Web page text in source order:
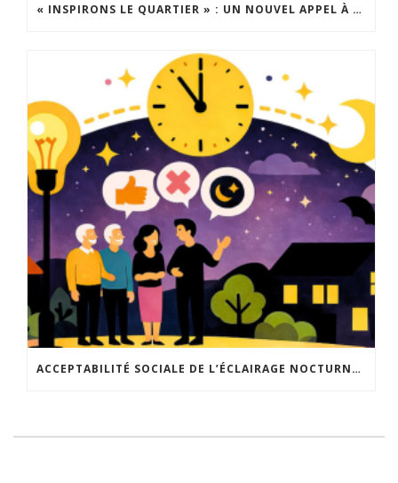
« INSPIRONS LE QUARTIER » : UN NOUVEL APPEL À PROJETS EST LANCÉ !
ACCEPTABILITÉ SOCIALE DE L’ÉCLAIRAGE NOCTURNE : LE REPLAY EST DISPONIBLE